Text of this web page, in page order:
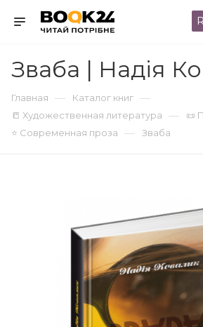
Зваба | Надія
Главная — Каталог книг —
📒 Художественная литература — 📜
⭐ Современная проза — Зваба